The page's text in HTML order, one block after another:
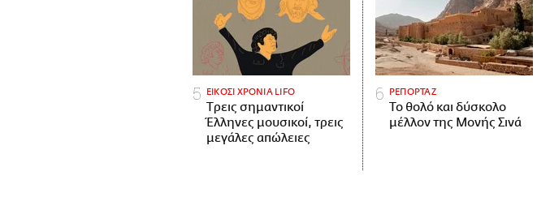
ΕΙΚΟΣΙ ΧΡΟΝΙΑ LIFO
Tρεις σημαντικοί
Έλληνες μουσικοί, τρεις
μεγάλες απώλειες
ΡΕΠΟΡΤΑΖ
Το θολό και δύσκολο
μέλλον της Μονής Σινά